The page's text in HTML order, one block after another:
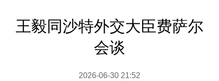
王毅同沙特外交大臣费萨尔
会谈
2026-06-30 21:52